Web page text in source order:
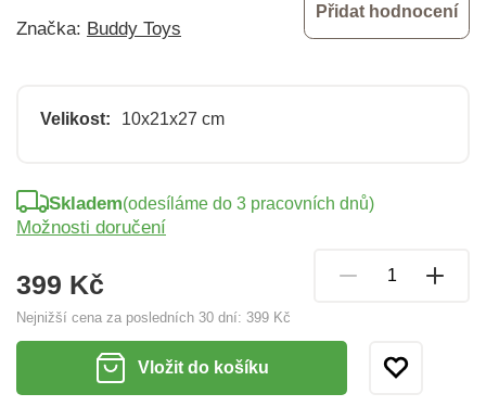
Značka: Buddy Toys
Přidat hodnocení
Velikost: 10x21x27 cm
399 Kč
Nejnižší cena za posledních 30 dní: 399 Kč
Skladem(odesíláme do 3 pracovních dnů)
Možnosti doručení
Vložit do košíku